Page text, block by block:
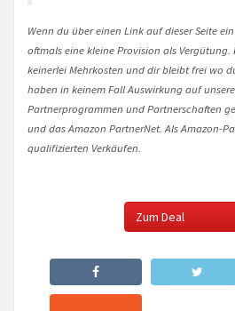
Wenn du über einen Link auf dieser Seite
oftmals eine kleine Provision als
keinerlei Mehrkosten und dir bleibt frei wo
haben in keinem Fall Auswirkung auf
Partnerprogrammen und Partnerschaften
und das Amazon PartnerNet. Als Amazon-
qualifizierten Verkäufen.
Zum Deal